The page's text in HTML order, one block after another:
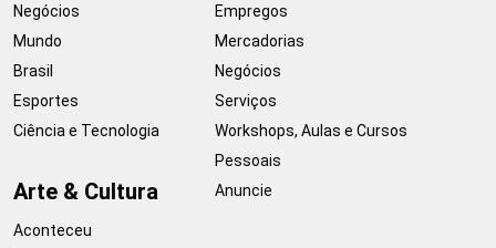
Negócios
Mundo
Brasil
Esportes
Ciência e Tecnologia
Arte & Cultura
Aconteceu
Empregos
Mercadorias
Negócios
Serviços
Workshops, Aulas e Cursos
Pessoais
Anuncie